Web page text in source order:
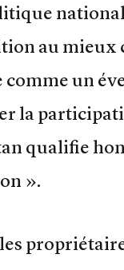
au
comme un
la
qualifie
».